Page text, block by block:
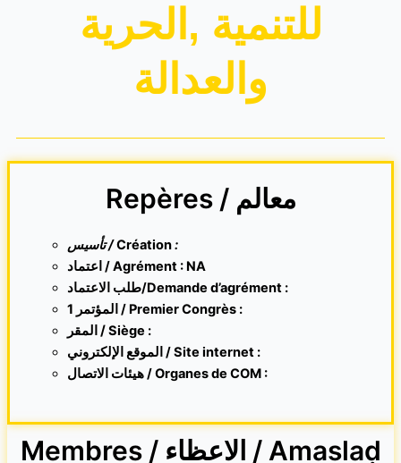
للتنمية ,الحرية
والعدالة
Repères / معالم
تأسيس /Création:
اعتماد / Agrément : NA
طلب الاعتماد/Demande d’agrément :
1 المؤتمر / Premier Congrès :
المقر /Siège :
الموقع الإلكتروني /Site internet:
هيئات الاتصال / Organes de COM :
Membres / الاعظاء / Amaslaḍ